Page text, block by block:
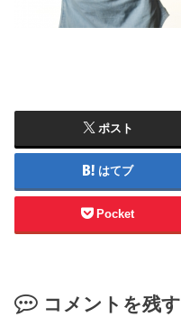
ポスト
はてブ
Pocket
コメントを残す